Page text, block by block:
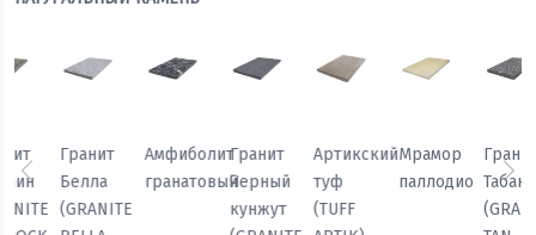
Мрамор
паллодио
Гранит
Табак
(GRANITE
Гранит
Павлин
(GRANITE
Гранит
Белла
(GRANITE
Амфиболит
гранатовый
Гранит
Черный
кунжут
Предыдущий